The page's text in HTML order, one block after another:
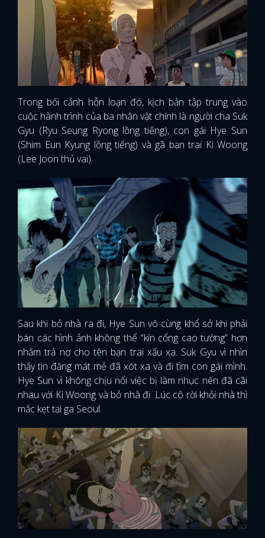
Trong bối cảnh hỗn loạn đó, kịch bản tập trung vào
cuộc hành trình của ba nhân vật chính là người cha Suk
Gyu (Ryu Seung Ryong lồng tiếng), con gái Hye Sun
(Shim Eun Kyung lồng tiếng) và gã bạn trai Ki Woong
(Lee Joon thủ vai).
Sau khi bỏ nhà ra đi, Hye Sun vô cùng khổ sở khi phải
bán các hình ảnh không thể “kín cổng cao tường” hơn
nhằm trả nợ cho tên bạn trai xấu xa. Suk Gyu vì nhìn
thấy tin đăng mát mẻ đã xót xa và đi tìm con gái mình.
Hye Sun vì không chịu nổi việc bị làm nhục nên đã cãi
nhau với Ki Woong và bỏ nhà đi. Lúc cô rời khỏi nhà thì
mắc kẹt tại ga Seoul.